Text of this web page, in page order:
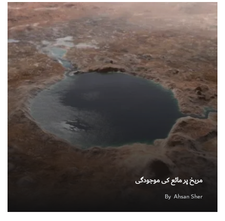
مریخ پر مائع کی موجودگی
By Ahsan Sher